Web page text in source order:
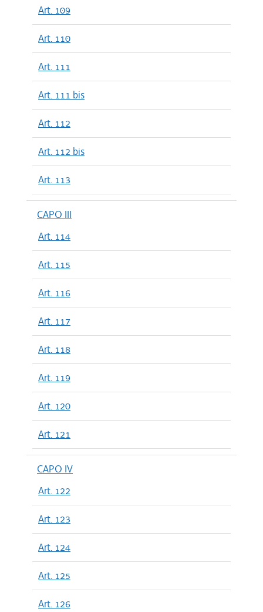
Art. 109
Art. 110
Art. 111
Art. 111 bis
Art. 112
Art. 112 bis
Art. 113
CAPO III
Art. 114
Art. 115
Art. 116
Art. 117
Art. 118
Art. 119
Art. 120
Art. 121
CAPO IV
Art. 122
Art. 123
Art. 124
Art. 125
Art. 126